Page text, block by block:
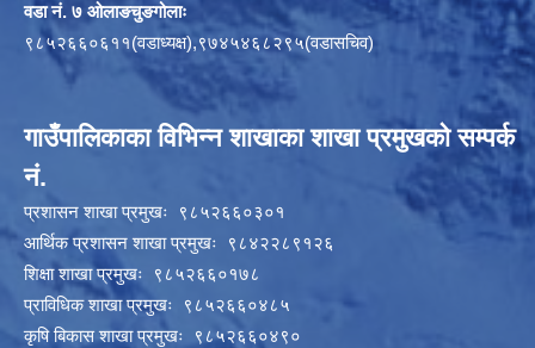
वडा नं. ७ ओलाङचुङगोलाः
९८५२६६०६११(वडाध्यक्ष),९७४५४६८२९५(वडासचिव)
गाउँपालिकाका विभिन्न शाखाका शाखा प्रमुखको सम्पर्क
नं.
प्रशासन शाखा प्रमुखः ९८५२६६०३०१
आर्थिक प्रशासन शाखा प्रमुखः ९८४२२८९१२६
शिक्षा शाखा प्रमुखः ९८५२६६०१७८
प्राविधिक शाखा प्रमुखः ९८५२६६०४८५
कृषि बिकास शाखा प्रमुखः ९८५२६६०४९०